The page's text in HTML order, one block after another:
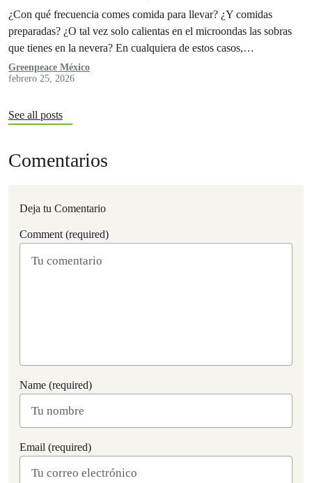
¿Con qué frecuencia comes comida para llevar? ¿Y comidas
preparadas? ¿O tal vez solo calientas en el microondas las sobras
que tienes en la nevera? En cualquiera de estos casos,…
Greenpeace México
febrero 25, 2026
See all posts
Comentarios
Deja tu Comentario
Comment (required)
Name (required)
Email (required)